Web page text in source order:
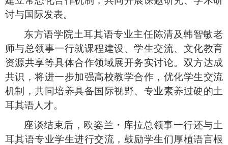
讨与国际发表。
东方语学院土耳其语专业主任陈清及韩智敏老
师与总领事一行就课程建设、学生交流、文化教育
资源共享等具体合作领域展开务实讨论。双方达成
共识，将进一步加强高校教学合作， 优化学生交流
机制，共同培养具备国际视野、 专业素养过硬的土
耳其语人才。
座谈结束后，欧姿兰 ・ 库拉总领事一行还与土
耳其语专业学生进行交流，鼓励学生们厚植语言根